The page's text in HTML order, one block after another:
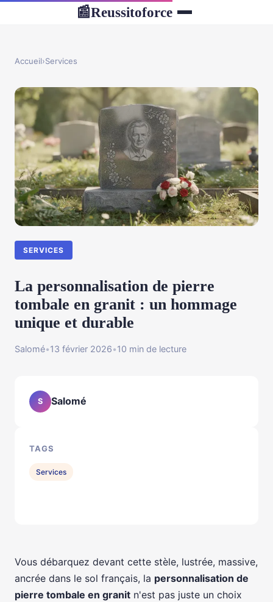
📰Reussitoforce
Accueil›Services
SERVICES
La personnalisation de pierre
tombale en granit : un hommage
unique et durable
Salomé•13 février 2026•10 min de lecture
Vous débarquez devant cette stèle, lustrée, massive,
ancrée dans le sol français, la personnalisation de
pierre tombale en granit n'est pas juste un choix
S Salomé
TAGS
Services